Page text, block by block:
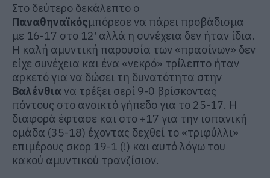
Στο δεύτερο δεκάλεπτο ο
Παναθηναϊκόςμπόρεσε να πάρει προβάδισμα
με 16-17 στο 12′ αλλά η συνέχεια δεν ήταν ίδια.
Η καλή αμυντική παρουσία των «πρασίνων» δεν
είχε συνέχεια και ένα «νεκρό» τρίλεπτο ήταν
αρκετό για να δώσει τη δυνατότητα στην
Βαλένθιανα τρέξει σερί 9-0 βρίσκοντας
πόντους στο ανοικτό γήπεδο για το 25-17. Η
διαφορά έφτασε και στο +17 για την ισπανική
ομάδα (35-18) έχοντας δεχθεί το «τριφύλλι»
επιμέρους σκορ 19-1 (!) και αυτό λόγω του
κακού αμυντικού τρανζίσιον.